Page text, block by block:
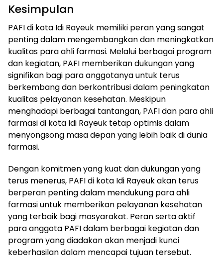
Kesimpulan
PAFI di kota Idi Rayeuk memiliki peran yang sangat
penting dalam mengembangkan dan meningkatkan
kualitas para ahli farmasi. Melalui berbagai program
dan kegiatan, PAFI memberikan dukungan yang
signifikan bagi para anggotanya untuk terus
berkembang dan berkontribusi dalam peningkatan
kualitas pelayanan kesehatan. Meskipun
menghadapi berbagai tantangan, PAFI dan para ahli
farmasi di kota Idi Rayeuk tetap optimis dalam
menyongsong masa depan yang lebih baik di dunia
farmasi.
Dengan komitmen yang kuat dan dukungan yang
terus menerus, PAFI di kota Idi Rayeuk akan terus
berperan penting dalam mendukung para ahli
farmasi untuk memberikan pelayanan kesehatan
yang terbaik bagi masyarakat. Peran serta aktif
para anggota PAFI dalam berbagai kegiatan dan
program yang diadakan akan menjadi kunci
keberhasilan dalam mencapai tujuan tersebut.